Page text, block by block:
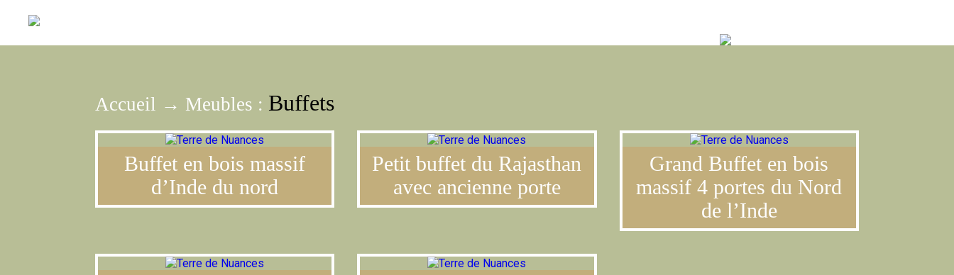
Accueil → Meubles : Buffets
Buffet en bois massif
d’Inde du nord
Petit buffet du Rajasthan
avec ancienne porte
Grand Buffet en bois
massif 4 portes du Nord
de l’Inde